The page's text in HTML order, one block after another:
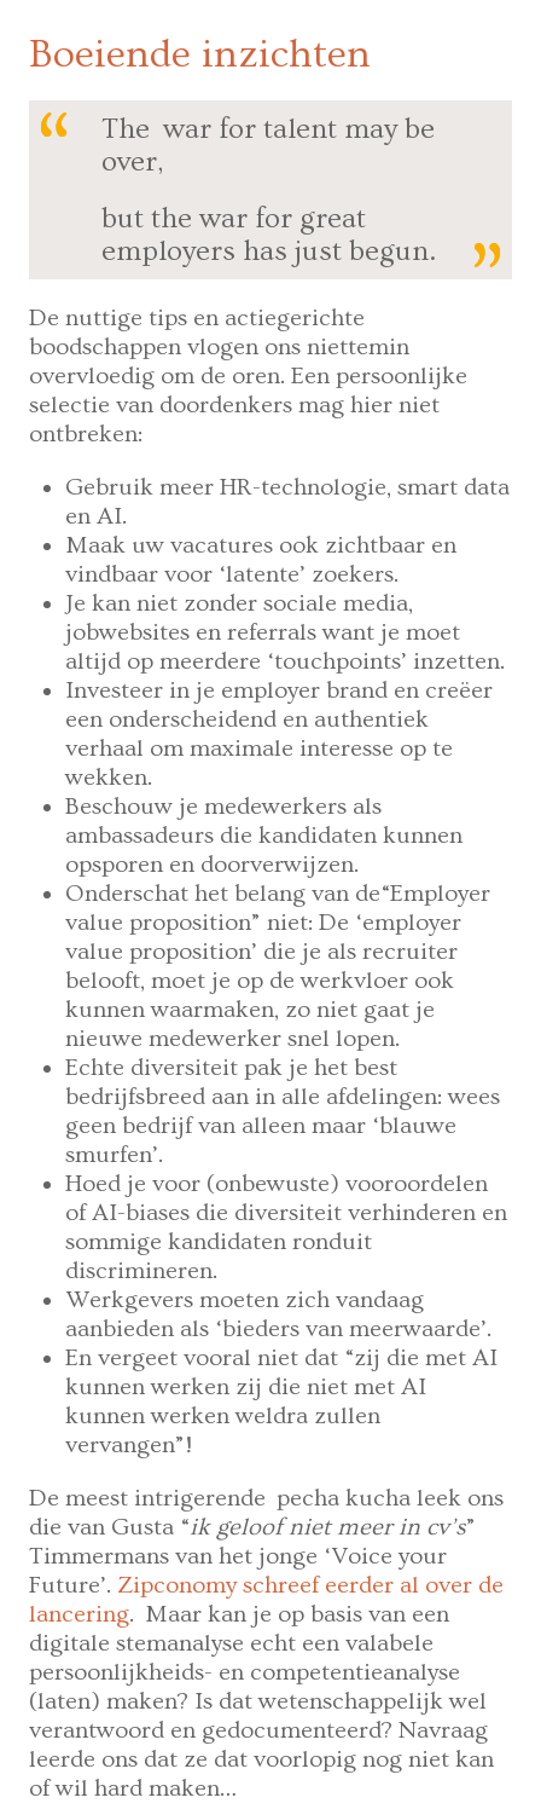
Boeiende inzichten
The war for talent may be
over,
but the war for great
employers has just begun.
De nuttige tips en actiegerichte
boodschappen vlogen ons niettemin
overvloedig om de oren. Een persoonlijke
selectie van doordenkers mag hier niet
ontbreken:
Gebruik meer HR-technologie, smart data
en AI.
Maak uw vacatures ook zichtbaar en
vindbaar voor ‘latente’ zoekers.
Je kan niet zonder sociale media,
jobwebsites en referrals want je moet
altijd op meerdere ‘touchpoints’ inzetten.
Investeer in je employer brand en creëer
een onderscheidend en authentiek
verhaal om maximale interesse op te
wekken.
Beschouw je medewerkers als
ambassadeurs die kandidaten kunnen
opsporen en doorverwijzen.
Onderschat het belang van de“Employer
value proposition” niet: De ‘employer
value proposition’ die je als recruiter
belooft, moet je op de werkvloer ook
kunnen waarmaken, zo niet gaat je
nieuwe medewerker snel lopen.
Echte diversiteit pak je het best
bedrijfsbreed aan in alle afdelingen: wees
geen bedrijf van alleen maar ‘blauwe
smurfen’.
Hoed je voor (onbewuste) vooroordelen
of AI-biases die diversiteit verhinderen en
sommige kandidaten ronduit
discrimineren.
Werkgevers moeten zich vandaag
aanbieden als ‘bieders van meerwaarde’.
En vergeet vooral niet dat “zij die met AI
kunnen werken zij die niet met AI
kunnen werken weldra zullen
vervangen”!
De meest intrigerende pecha kucha leek ons
die van Gusta “ik geloofniet meer in cv’s”
Timmermans van het jonge ‘Voice your
Future’. Zipconomy schreef eerder al over de
lancering. Maar kan je op basis van een
digitale stemanalyse echt een valabele
persoonlijkheids- en competentieanalyse
(laten) maken? Is dat wetenschappelijk wel
verantwoord en gedocumenteerd? Navraag
leerde ons dat ze dat voorlopig nog niet kan
of wil hard maken…